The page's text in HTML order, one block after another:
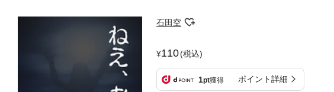
石田空
110(税込)
1pt獲得 ポイント詳細